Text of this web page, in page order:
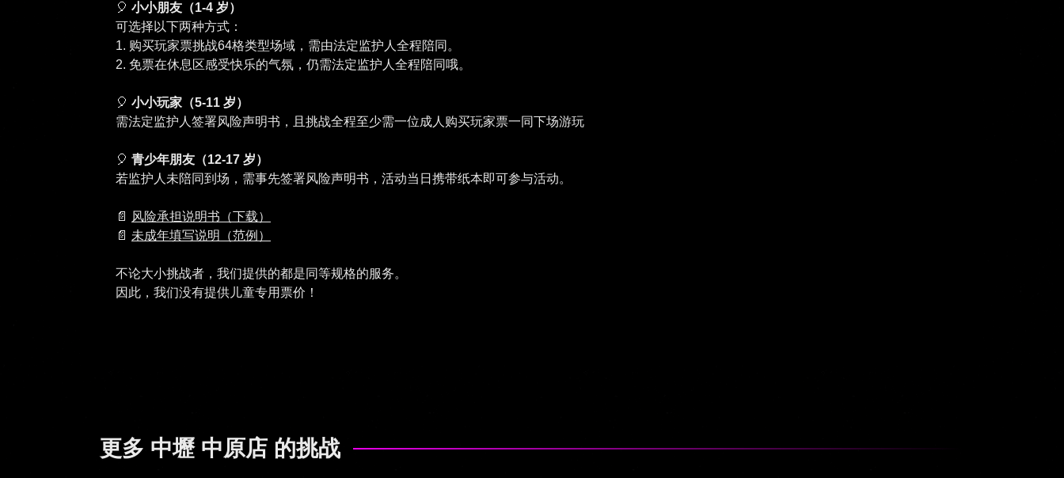
🎈 小小朋友（1-4 岁）
可选择以下两种方式：
1. 购买玩家票挑战64格类型场域，需由法定监护人全程陪同。
2. 免票在休息区感受快乐的气氛，仍需法定监护人全程陪同哦。
🎈 小小玩家（5-11 岁）
需法定监护人签署风险声明书，且挑战全程至少需一位成人购买玩家票一同下场游玩
🎈 青少年朋友（12-17 岁）
若监护人未陪同到场，需事先签署风险声明书，活动当日携带纸本即可参与活动。
📄
风险承担说明书（下载）
📄 未成年填写说明（范例）
不论大小挑战者，我们提供的都是同等规格的服务。
更多 中壢 中原店 的挑战